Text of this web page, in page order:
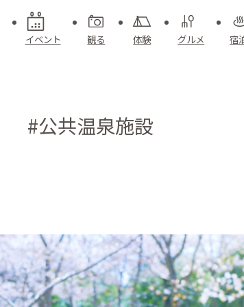
イベント 観る 体験 グルメ 宿
#公共温泉施設